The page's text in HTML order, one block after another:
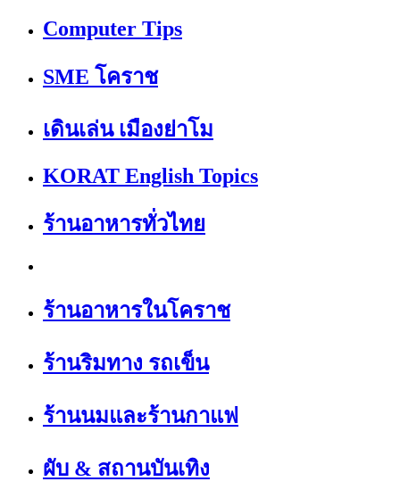
Computer Tips
SME โคราช
เดินเล่น เมืองย่าโม
KORAT English Topics
ร้านอาหารทั่วไทย
ร้านอาหารในโคราช
ร้านริมทาง รถเข็น
ร้านนมและร้านกาแฟ
ผับ & สถานบันเทิง